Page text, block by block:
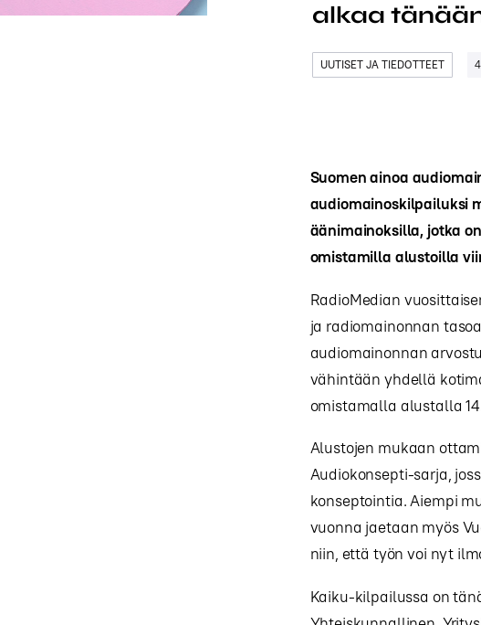
alkaa
UUTISET JA TIEDOTTEET
Suomen ainoa
audiomainoskilpailuksi
äänimainoksilla, jotka
omistamilla alustoilla
RadioMedian
ja radiomainonnan
audiomainonnan
vähintään yhdellä
omistamalla alustalla
Alustojen mukaan
Audiokonsepti-sarja,
konseptointia. Aiempi
vuonna jaetaan myös
niin, että työn voi nyt
Kaiku-kilpailussa on